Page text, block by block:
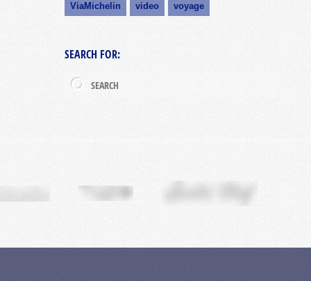
ViaMichelin video voyage
SEARCH FOR: